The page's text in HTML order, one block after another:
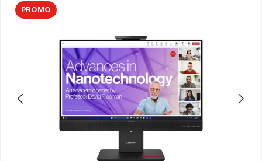
PROMO
Bildergalerie überspringen